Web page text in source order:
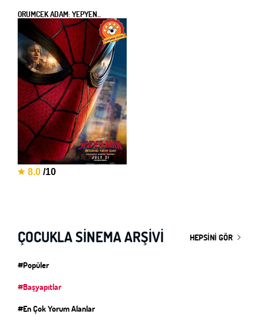
ÖRÜMCEK ADAM: YEPYEN...
8.0 /10
ÇOCUKLA SINEMA ARŞIVI HEPSINI GÖR
#Popüler
#Başyapıtlar
#En Çok Yorum Alanlar